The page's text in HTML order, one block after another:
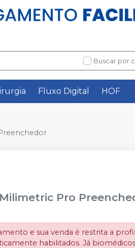
Buscar por
Fluxo Digital HOF
Pro
e sua venda é restrita a
habilitados. Já